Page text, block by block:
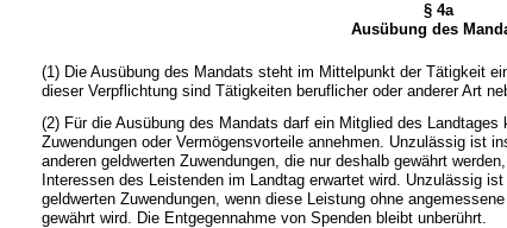
§ 4a
Ausübung des
(1) Die Ausübung des Mandats steht im Mittelpunkt der Tätigkeit
dieser Verpflichtung sind Tätigkeiten beruflicher oder anderer Art
(2) Für die Ausübung des Mandats darf ein Mitglied des
Zuwendungen oder Vermögensvorteile annehmen. Unzulässig ist
anderen geldwerten Zuwendungen, die nur deshalb gewährt
Interessen des Leistenden im Landtag erwartet wird. Unzulässig
geldwerten Zuwendungen, wenn diese Leistung ohne
gewährt wird. Die Entgegennahme von Spenden bleibt unberührt.